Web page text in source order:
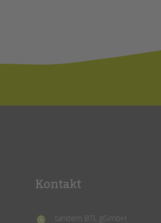
Kontakt
tandem BTL gGmbH